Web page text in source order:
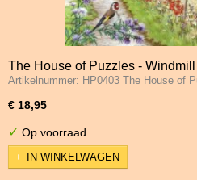
The House of Puzzles -
Artikelnummer: HP0403 The House of
€ 18,95
✓ Op voorraad
IN WINKELWAGEN